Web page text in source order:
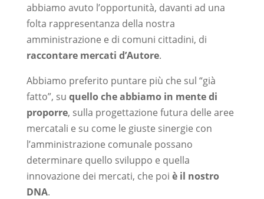
abbiamo avuto l’opportunità, davanti ad una
folta rappresentanza della nostra
amministrazione e di comuni cittadini, di
raccontare mercati d’Autore.
Abbiamo preferito puntare più che sul “già
fatto”, su quello che abbiamo in mente di
proporre, sulla progettazione futura delle aree
mercatali e su come le giuste sinergie con
l’amministrazione comunale possano
determinare quello sviluppo e quella
innovazione dei mercati, che poi è il nostro
DNA.